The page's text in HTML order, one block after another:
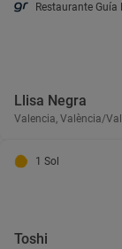
Restaurante Guía
Llisa Negra
Valencia, València/
1 Sol
Toshi